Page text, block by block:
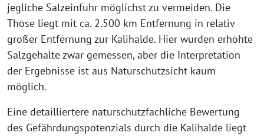
jegliche Salzeinfuhr möglichst zu vermeiden. Die
Thöse liegt mit ca. 2.500 km Entfernung in relativ
großer Entfernung zur Kalihalde. Hier wurden erhöhte
Salzgehalte zwar gemessen, aber die Interpretation
der Ergebnisse ist aus Naturschutzsicht kaum
möglich.
Eine detailliertere naturschutzfachliche Bewertung
des Gefährdungspotenzials durch die Kalihalde liegt